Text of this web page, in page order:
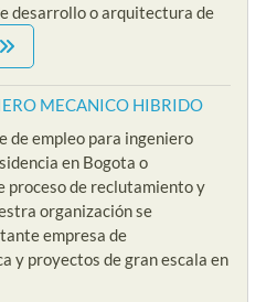
desarrollo o arquitectura de
MECANICO HIBRIDO
de empleo para ingeniero
en Bogota o
proceso de reclutamiento y
organización se
empresa de
y proyectos de gran escala en